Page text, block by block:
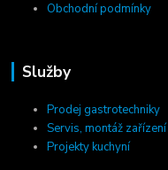
Obchodní podmínky
Služby
Prodej gastrotechniky
Servis, montáž zařízení
Projekty kuchyní